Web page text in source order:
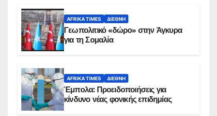
AFRIKA TIMES ΔΙΕΘΝΉ
Γεωπολιτικό «δώρο» στην Άγκυρα
για τη Σομαλία
AFRIKA TIMES ΔΙΕΘΝΉ
Έμπολα: Προειδοποιήσεις για
κίνδυνο νέας φονικής επιδημίας